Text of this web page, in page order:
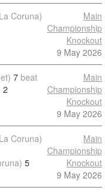
Coruna)
Main
Championship
Knockout
9 May 2026
7 beat
2
Main
Championship
Knockout
9 May 2026
Coruna)
5
Main
Championship
Knockout
9 May 2026